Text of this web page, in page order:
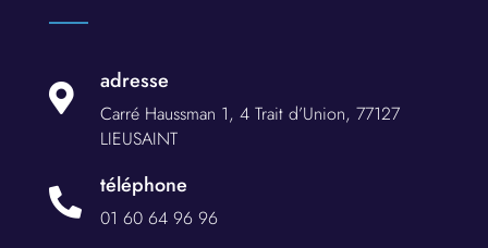

adresse
Carré Haussman 1, 4 Trait d’Union, 77127
LIEUSAINT

téléphone
01 60 64 96 96